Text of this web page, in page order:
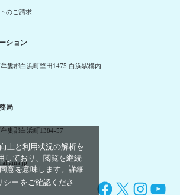
上と利用状況の解析を
しており、閲覧を継続
意を意味します。詳細
シー をご確認くださ
のご請求
ション
婁郡白浜町堅田1475 白浜駅構内
局
婁郡白浜町1384-57
Facebook X Instagram YouTube